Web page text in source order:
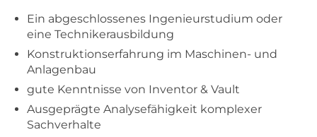
Ein abgeschlossenes Ingenieurstudium oder
eine Technikerausbildung
Konstruktionserfahrung im Maschinen- und
Anlagenbau
gute Kenntnisse von Inventor & Vault
Ausgeprägte Analysefähigkeit komplexer
Sachverhalte